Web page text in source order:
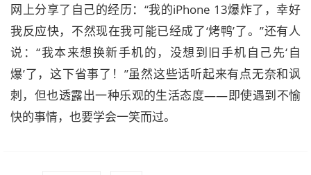
网上分享了自己的经历：“我的iPhone 13爆炸了，幸好
我反应快，不然现在我可能已经成了‘烤鸭’了。”还有人
说：“我本来想换新手机的，没想到旧手机自己先‘自
爆’了，这下省事了！”虽然这些话听起来有点无奈和讽
刺，但也透露出一种乐观的生活态度——即使遇到不愉
快的事情，也要学会一笑而过。